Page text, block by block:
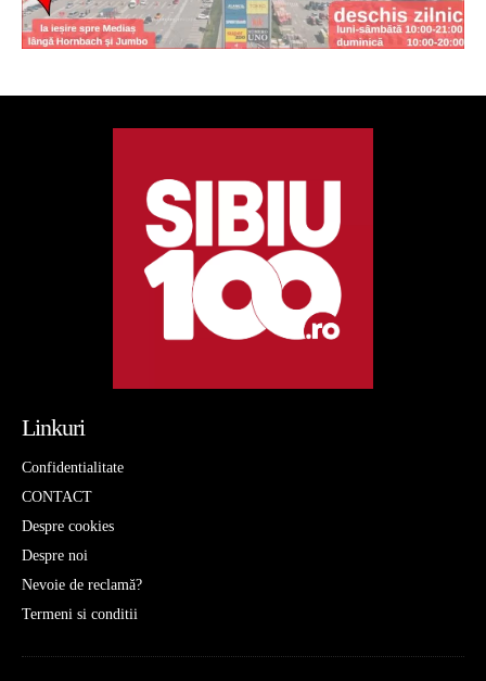
Linkuri
Confidentialitate
CONTACT
Despre cookies
Despre noi
Nevoie de reclamă?
Termeni si conditii